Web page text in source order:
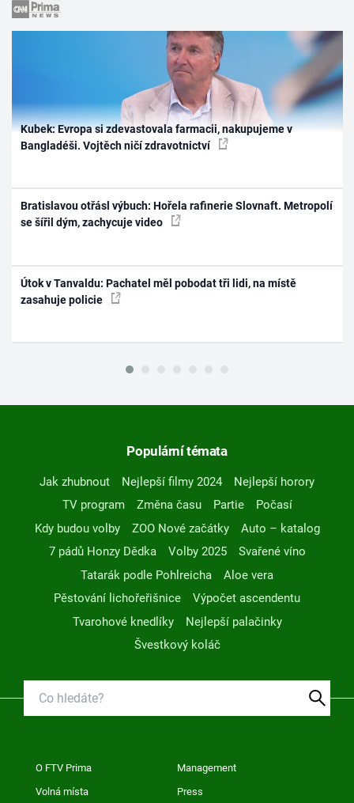
Kubek: Evropa si zdevastovala farmacii, nakupujeme v
Bangladéši. Vojtěch ničí zdravotnictví
Bratislavou otřásl výbuch: Hořela rafinerie Slovnaft. Metropolí
se šířil dým, zachycuje video
Útok v Tanvaldu: Pachatel měl pobodat tři lidi, na místě
zasahuje policie
Populární témata
Jak zhubnout Nejlepší filmy 2024
Nejlepší horory
TV program
Změna času Partie
Počasí
Kdy budou volby
ZOO Nové začátky
Auto – katalog
7 pádů Honzy Dědka
Volby 2025
Svařené víno
Tatarák podle Pohlreicha
Aloe vera
Pěstování lichořeřišnice
Výpočet ascendentu
Tvarohové knedlíky
Nejlepší palačinky
Švestkový koláč
O FTV Prima Management
Volná místa Press